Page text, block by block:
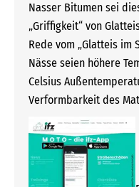
Nasser Bitumen sei
„Griffigkeit“ von
Rede vom „Glatteis im
Nässe seien höhere
Celsius
Verformbarkeit des